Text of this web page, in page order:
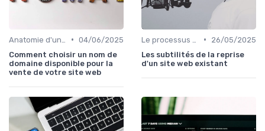
• 04/06/2025
Comment choisir un nom de
domaine disponible pour la
vente de votre site web
•
26/05/2025
Les subtilités de la reprise
d'un site web existant